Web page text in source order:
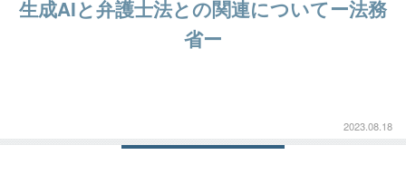
生成AIと弁護士法との関連についてー法務
省ー
2023.08.18